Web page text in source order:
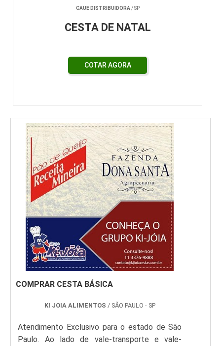
CAUE DISTRIBUIDORA/ SP
CESTA DE NATAL
COTAR AGORA
COMPRAR CESTA BÁSICA
KI JOIA ALIMENTOS / SÃO PAULO - SP
Atendimento Exclusivo para o estado de São
Paulo. Ao lado de vale-transporte e vale-